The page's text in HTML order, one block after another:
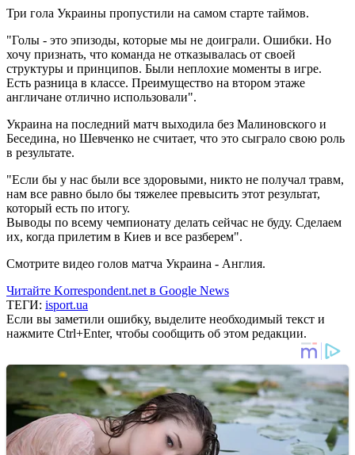
Три гола Украины пропустили на самом старте таймов.
"Голы - это эпизоды, которые мы не доиграли. Ошибки. Но
хочу признать, что команда не отказывалась от своей
структуры и принципов. Были неплохие моменты в игре.
Есть разница в классе. Преимущество на втором этаже
англичане отлично использовали".
Украина на последний матч выходила без Малиновского и
Беседина, но Шевченко не считает, что это сыграло свою роль
в результате.
"Если бы у нас были все здоровыми, никто не получал травм,
нам все равно было бы тяжелее превысить этот результат,
который есть по итогу.
Выводы по всему чемпионату делать сейчас не буду. Сделаем
их, когда прилетим в Киев и все разберем".
Смотрите видео голов матча Украина - Англия.
Читайте Korrespondent.net в Google News
ТЕГИ: isport.ua
Если вы заметили ошибку, выделите необходимый текст и
нажмите Ctrl+Enter, чтобы сообщить об этом редакции.